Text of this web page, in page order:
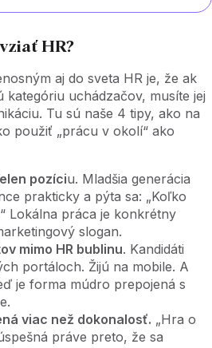
HR?
aj do sveta HR je, že ak
uchádzačov, musíte jej
Tu sú naše 4 tipy, ako na
použiť „prácu v okolí“ ako
pozíciu. Mladšia generácia
prakticky a pýta sa: „Koľko
Lokálna práca je konkrétny
slogan.
mimo HR bublinu. Kandidáti
portáloch. Žijú na mobile. A
je forma múdro prepojená s
viac než dokonalosť. „Hra o
práve preto, že sa